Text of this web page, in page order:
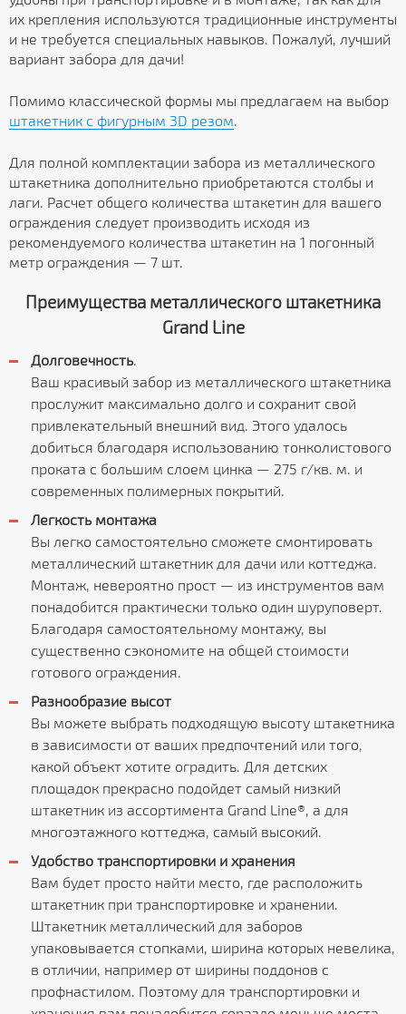
их крепления используются традиционные инструменты
и не требуется специальных навыков. Пожалуй, лучший
вариант забора для дачи!
Помимо классической формы мы предлагаем на выбор
штакетник с фигурным 3D резом.
Для полной комплектации забора из металлического
штакетника дополнительно приобретаются столбы и
лаги. Расчет общего количества штакетин для вашего
ограждения следует производить исходя из
рекомендуемого количества штакетин на 1 погонный
метр ограждения — 7 шт.
Преимущества металлического штакетника
Grand Line
Долговечность.
Ваш красивый забор из металлического штакетника
прослужит максимально долго и сохранит свой
привлекательный внешний вид. Этого удалось
добиться благодаря использованию тонколистового
проката с большим слоем цинка — 275 г/кв. м. и
современных полимерных покрытий.
Легкость монтажа
Вы легко самостоятельно сможете смонтировать
металлический штакетник для дачи или коттеджа.
Монтаж, невероятно прост — из инструментов вам
понадобится практически только один шуруповерт.
Благодаря самостоятельному монтажу, вы
существенно сэкономите на общей стоимости
готового ограждения.
Разнообразие высот
Вы можете выбрать подходящую высоту штакетника
в зависимости от ваших предпочтений или того,
какой объект хотите оградить. Для детских
площадок прекрасно подойдет самый низкий
штакетник из ассортимента Grand Line®, а для
многоэтажного коттеджа, самый высокий.
Удобство транспортировки и хранения
Вам будет просто найти место, где расположить
штакетник при транспортировке и хранении.
Штакетник металлический для заборов
упаковывается стопками, ширина которых невелика,
в отличии, например от ширины поддонов с
профнастилом. Поэтому для транспортировки и